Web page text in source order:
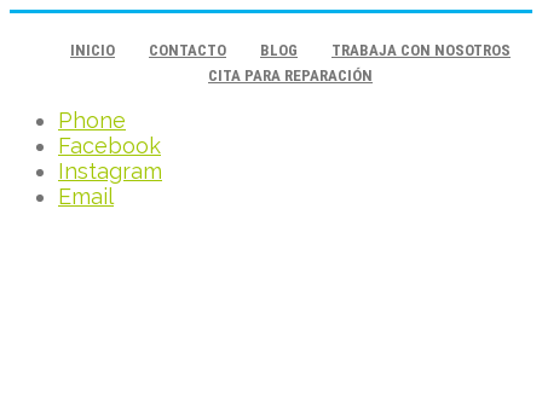
INICIO CONTACTO BLOG
TRABAJA CON NOSOTROS
CITA PARA REPARACIÓN
Phone
Facebook
Instagram
Email